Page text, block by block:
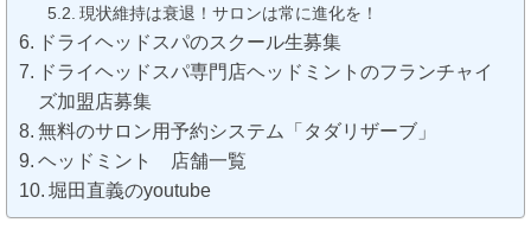
現状維持は衰退！サロンは常に進化を！
ドライヘッドスパのスクール生募集
ドライヘッドスパ専門店ヘッドミントのフランチャイ
ズ加盟店募集
無料のサロン用予約システム「タダリザーブ」
ヘッドミント 店舗一覧
堀田直義のyoutube